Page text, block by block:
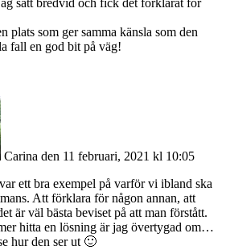
satt bredvid och fick det förklarat för
plats som ger samma känsla som den
fall en god bit på väg!
Carina den 11 februari, 2021 kl 10:05
ett bra exempel på varför vi ibland ska
Att förklara för någon annan, att
är väl bästa beviset på att man förstått.
hitta en lösning är jag övertygad om…
hur den ser ut 🙂